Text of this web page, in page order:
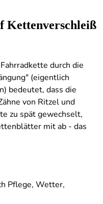
Kettenverschleiß
durch die
(eigentlich
bedeutet, dass die
von Ritzel und
zu spät gewechselt,
mit ab - das
Pflege, Wetter,